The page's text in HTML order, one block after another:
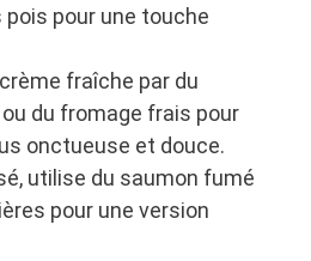
pour une touche
fraîche par du
du fromage frais pour
onctueuse et douce.
utilise du saumon fumé
pour une version